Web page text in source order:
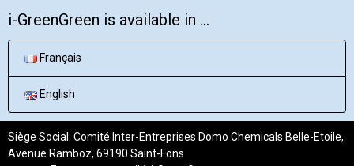
i-GreenGreen is available in ...
Français
English
Siège Social: Comité Inter-Entreprises Domo Chemicals Belle-Etoile,
Avenue Ramboz, 69190 Saint-Fons